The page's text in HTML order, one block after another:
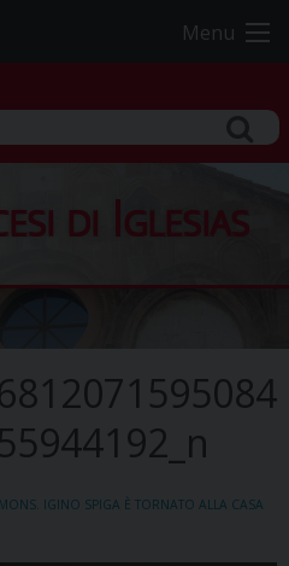
Menu
di Iglesias
MONS. IGINO SPIGA È TORNATO ALLA CASA